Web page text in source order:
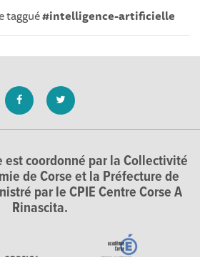
taggué#intelligence-artificielle
est coordonné par la Collectivité
de Corse et la Préfecture de
par le CPIE Centre Corse A
Rinascita.